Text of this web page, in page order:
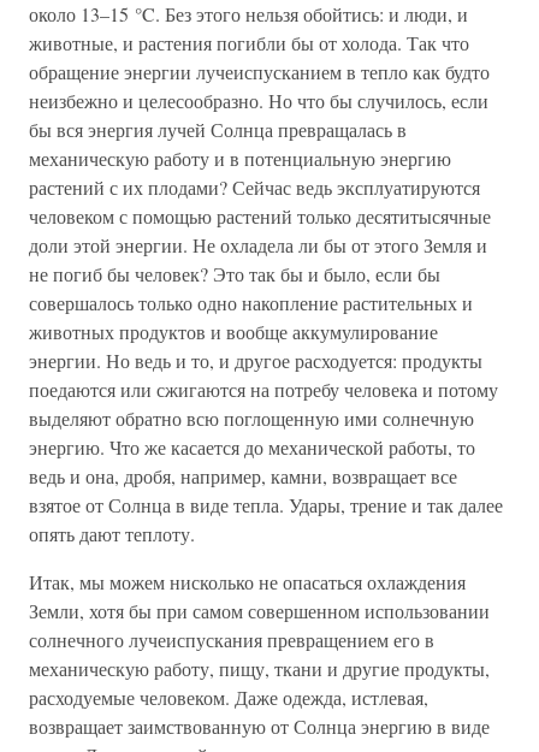
около 13–15 °C. Без этого нельзя обойтись: и люди, и
животные, и растения погибли бы от холода. Так что
обращение энергии лучеиспусканием в тепло как будто
неизбежно и целесообразно. Но что бы случилось, если
бы вся энергия лучей Солнца превращалась в
механическую работу и в потенциальную энергию
растений с их плодами? Сейчас ведь эксплуатируются
человеком с помощью растений только десятитысячные
доли этой энергии. Не охладела ли бы от этого Земля и
не погиб бы человек? Это так бы и было, если бы
совершалось только одно накопление растительных и
животных продуктов и вообще аккумулирование
энергии. Но ведь и то, и другое расходуется: продукты
поедаются или сжигаются на потребу человека и потому
выделяют обратно всю поглощенную ими солнечную
энергию. Что же касается до механической работы, то
ведь и она, дробя, например, камни, возвращает все
взятое от Солнца в виде тепла. Удары, трение и так далее
опять дают теплоту.
Итак, мы можем нисколько не опасаться охлаждения
Земли, хотя бы при самом совершенном использовании
солнечного лучеиспускания превращением его в
механическую работу, пищу, ткани и другие продукты,
расходуемые человеком. Даже одежда, истлевая,
возвращает заимствованную от Солнца энергию в виде